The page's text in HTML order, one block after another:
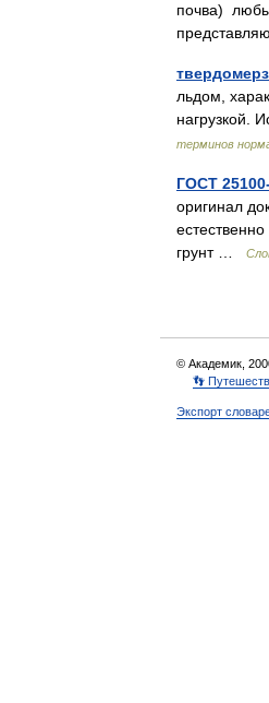
почва)
льдом,
нагрузкой.
терминов
ГОСТ
оригинал
грунт …
© Академик,
👣
Экспорт